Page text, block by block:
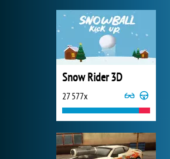
Snow Rider 3D
27 577x